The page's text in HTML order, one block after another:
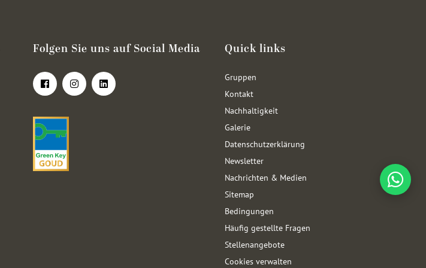
Folgen Sie uns auf Social Media Quick links
Gruppen
Kontakt
Nachhaltigkeit
Galerie
Datenschutzerklärung
Newsletter
Nachrichten & Medien
Sitemap
Bedingungen
Häufig gestellte Fragen
Stellenangebote
Cookies verwalten